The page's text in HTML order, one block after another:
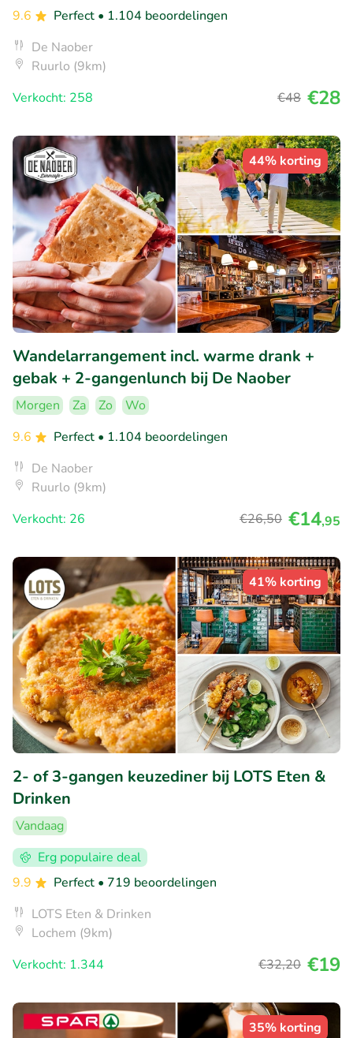
9.6 Perfect • 1.104 beoordelingen
De Naober
Ruurlo (9km)
Verkocht: 258
€48 €28
44% korting
Wandelarrangement incl. warme drank +
gebak + 2-gangenlunch bij De Naober
Morgen Za Zo
Wo
9.6
Perfect • 1.104 beoordelingen
De Naober
Ruurlo (9km)
Verkocht: 26
€26,50 €14,95
41% korting
2- of 3-gangen keuzediner bij LOTS Eten &
Drinken
Vandaag
Erg populaire deal
9.9
Perfect • 719 beoordelingen
LOTS Eten & Drinken
Lochem (9km)
Verkocht: 1.344
€32,20 €19
35% korting